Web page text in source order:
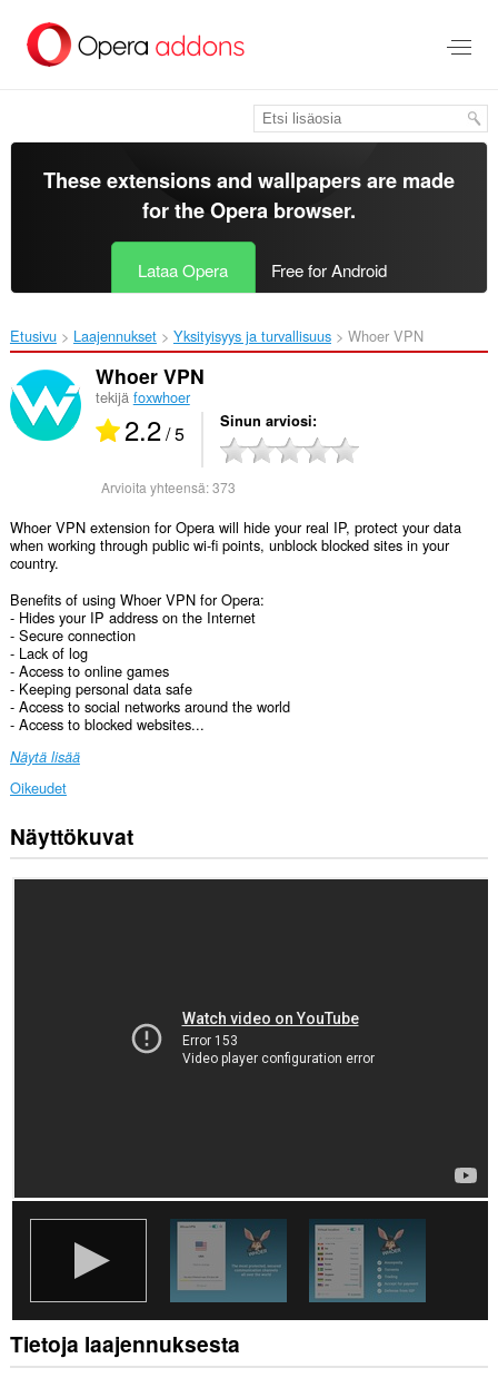
pääsisältöön
These extensions and wallpapers are made
for theOpera browser.
Lataa Opera Free for Android
Etusivu Laajennukset Yksityisyys ja turvallisuus Whoer VPN‎
Whoer VPN
tekijä foxwhoer
2.2/ 5 Sinun arviosi
Arvioita yhteensä:373
Whoer VPN extension for Opera will hide your real IP, protect your data
when working through public wi-fi points, unblock blocked sites in your
country.
Benefits of using Whoer VPN for Opera:
- Hides your IP address on the Internet
- Secure connection
- Lack of log
- Access to online games
- Keeping personal data safe
- Access to social networks around the world
- Access to blocked websites...
Näytä lisää
Oikeudet
Laajennuksella
on
Näyttökuvat
Tietoja laajennuksesta